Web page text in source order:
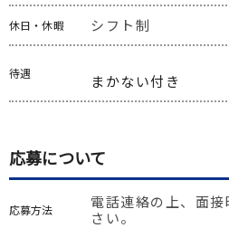
休日・休暇 シフト制
待遇 まかない付き
応募について
応募方法
電話連絡の上、面
さい。